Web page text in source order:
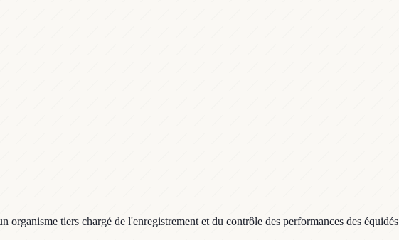
organisme tiers chargé de l'enregistrement et du contrôle des performances des équidés